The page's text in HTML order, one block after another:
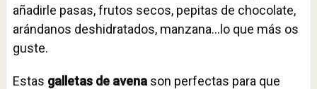
añadirle pasas, frutos secos, pepitas de chocolate,
arándanos deshidratados, manzana…lo que más os
guste.
Estas galletas de avenason perfectas para que